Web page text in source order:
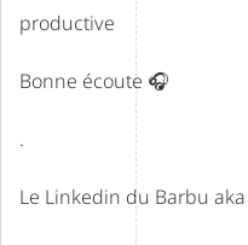
productive
Bonne écoute 🎧
.
Le Linkedin du Barbu aka